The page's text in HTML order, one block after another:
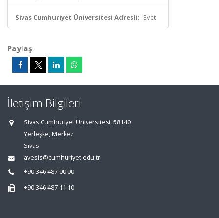
Sivas Cumhuriyet Üniversitesi Adresli: Evet
Paylaş
İletişim Bilgileri
Sivas Cumhuriyet Üniversitesi, 58140
Yerleşke, Merkez
Sivas
avesis@cumhuriyet.edu.tr
+90 346 487 00 00
+90 346 487 11 10